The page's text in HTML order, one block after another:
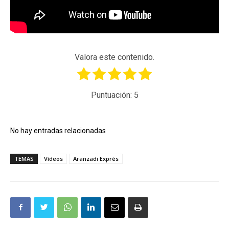
Valora este contenido.
Puntuación: 5
No hay entradas relacionadas
TEMAS Vídeos Aranzadi Exprés